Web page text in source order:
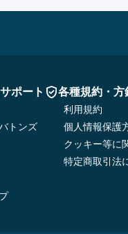
ポート
トンズ
各種規約・方
利用規約
個人情報保護
クッキー等に
特定商取引法